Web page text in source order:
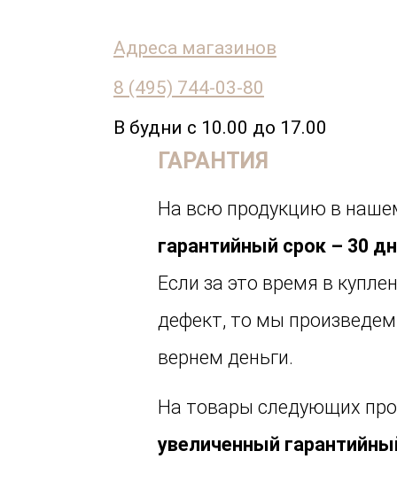
Адреса магазинов
8 (495) 744-03-80
В будни с 10.00 до 17.00
ГАРАНТИЯ
На всю продукцию в
гарантийный срок – 30
Если за это время в
дефект, то мы
вернем деньги.
На товары следующих
увеличенный